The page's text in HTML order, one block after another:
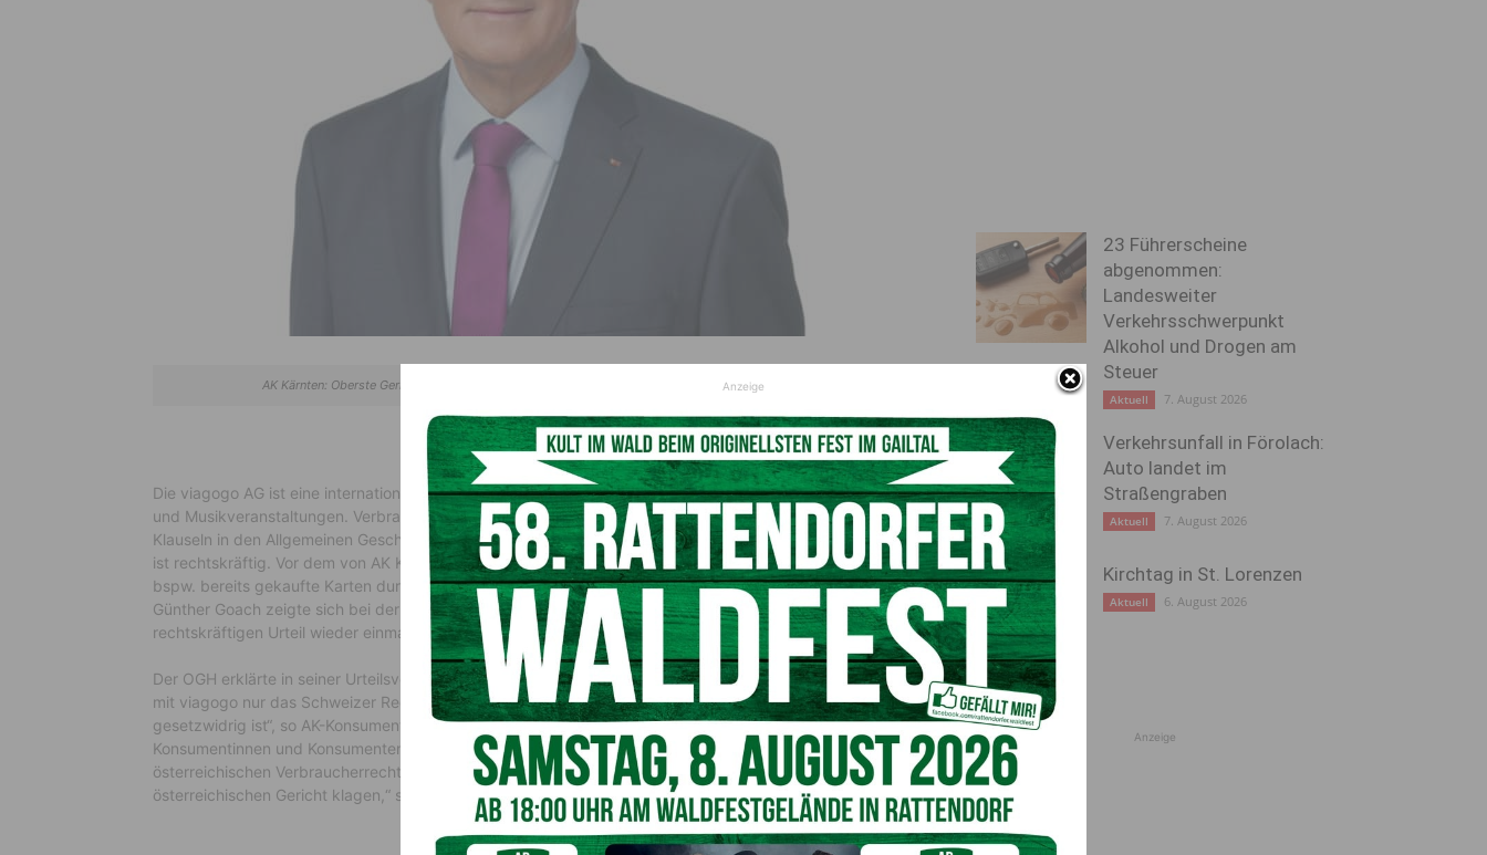
AK Kärnten: Oberste Gerichtshof erklärte Klauseln der Ticket-Plattform viagogo für gesetzwidrig
Die viagogo AG ist eine internationale Online-Plattform für den Kauf- und Verkauf von Tickets für Sport-
und Musikveranstaltungen. Verbraucher können über die Plattform Tickets kaufen und verkaufen. 42
Klauseln in den Allgemeinen Geschäftsbedingungen wurden vom OGH als rechtswidrig erklärt. Das Urteil
ist rechtskräftig. Vor dem von AK Kärnten und VKI in Gang gesetzten Verfahren, konnte das Unternehmen
bspw. bereits gekaufte Karten durch andere – auch minderwertigere – Tickets ersetzen. AK-Präsident
Günther Goach zeigte sich bei der Urteilsverkündung des OGH erfreut: „Die Gerechtigkeit hat mit diesem
rechtskräftigen Urteil wieder einmal gesiegt und den Schutz der Konsumentenrechte gewahrt“.
Der OGH erklärte in seiner Urteilsverkündung bei einer weiteren Klausel, dass „nach dem für die Verträge
mit viagogo nur das Schweizer Recht gelte und die Gerichte der Schweiz zuständig seien, diese Klausel
gesetzwidrig ist“, so AK-Konsumentenschützer Herwig Höfferer. „Wenn ein Unternehmer gezielt
Konsumentinnen und Konsumenten in Österreich anspricht, kann diesen nicht der Schutz des
österreichischen Verbraucherrechts entzogen werden und sie können im Streitfall auch vor einem
österreichischen Gericht klagen,“ so Dr. Beate Gelbmann, Leiterin der Abteilung Klagen im VKI.
23 Führerscheine
abgenommen:
Landesweiter
Verkehrsschwerpunkt
Alkohol und Drogen am
Steuer
Aktuell 7. August 2026
Verkehrsunfall in Förolach:
Auto landet im
Straßengraben
Aktuell 7. August 2026
Kirchtag in St. Lorenzen
Aktuell 6. August 2026
Anzeige
Anzeige